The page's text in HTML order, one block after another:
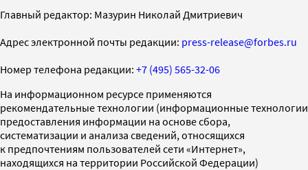
Главный редактор: Мазурин Николай Дмитриевич
Адрес электронной почты редакции: press-release@forbes.ru
Номер телефона редакции: +7 (495) 565-32-06
На информационном ресурсе применяются
рекомендательные технологии (информационные технологии
предоставления информации на основе сбора,
систематизации и анализа сведений, относящихся
к предпочтениям пользователей сети «Интернет»,
находящихся на территории Российской Федерации)